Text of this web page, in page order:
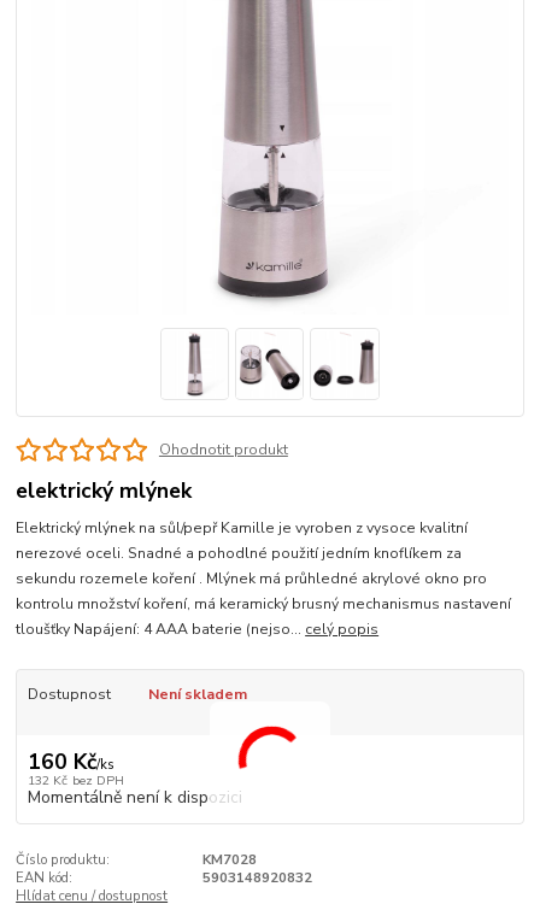
Ohodnotit produkt
elektrický mlýnek
Elektrický mlýnek na sůl/pepř Kamille je vyroben z vysoce kvalitní
nerezové oceli. Snadné a pohodlné použití jedním knoflíkem za
sekundu rozemele koření . Mlýnek má průhledné akrylové okno pro
kontrolu množství koření, má keramický brusný mechanismus nastavení
tloušťky Napájení: 4 AAA baterie (nejso... celý popis
Dostupnost Není skladem
160 Kč/ks
132 Kč bez DPH
Momentálně není k dispozici
Číslo produktu:
KM7028
EAN kód:
5903148920832
Hlídat cenu / dostupnost